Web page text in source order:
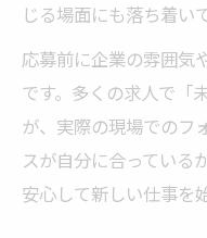
じる場面にも落ち着い
応募前に企業の雰囲気
です。多くの求人で「
が、実際の現場でのフ
スが自分に合っている
安心して新しい仕事を